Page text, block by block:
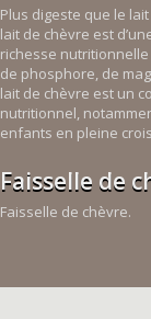
Plus digeste que le
lait de chèvre est
richesse nutritionnelle
de phosphore, de
lait de chèvre est un
nutritionnel,
enfants en pleine
Faisselle de
Faisselle de chèvre.